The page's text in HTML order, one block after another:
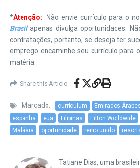
*Atenção: Não envie currículo para o
Brasil apenas divulga oportunidades.
contratações, portanto, se deseja ter
emprego encaminhe seu currículo para
matéria.
Share this Article
Marcado: curriculum Emirados
espanha
eua Filipinas Hilton Worldwide
Malásia
oportunidade reino unido
Tatiane Dias, uma